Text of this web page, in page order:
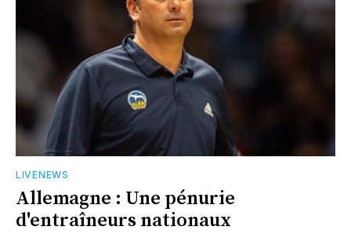
LIVENEWS
Allemagne : Une pénurie
d'entraîneurs nationaux